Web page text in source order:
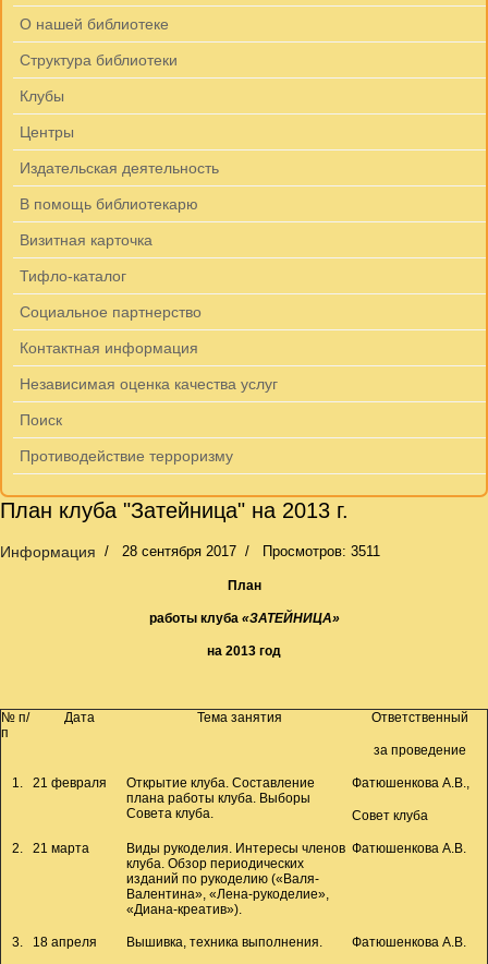
О нашей библиотеке
Структура библиотеки
Клубы
Центры
Издательская деятельность
В помощь библиотекарю
Визитная карточка
Тифло-каталог
Социальное партнерство
Контактная информация
Независимая оценка качества услуг
Поиск
Противодействие терроризму
План клуба "Затейница" на 2013 г.
Информация 28 сентября 2017 Просмотров: 3511
План
работы клуба «ЗАТЕЙНИЦА»
на 2013 год
№ п/
п
Дата Тема занятия Ответственный
за проведение
1. 21 февраля
Открытие клуба. Составление
плана работы клуба. Выборы
Совета клуба.
Фатюшенкова А.В.,
Совет клуба
2. 21 марта
Виды рукоделия. Интересы членов
клуба. Обзор периодических
изданий по рукоделию («Валя-
Валентина», «Лена-рукоделие»,
«Диана-креатив»).
Фатюшенкова А.В.
3. 18 апреля Вышивка, техника выполнения. Фатюшенкова А.В.